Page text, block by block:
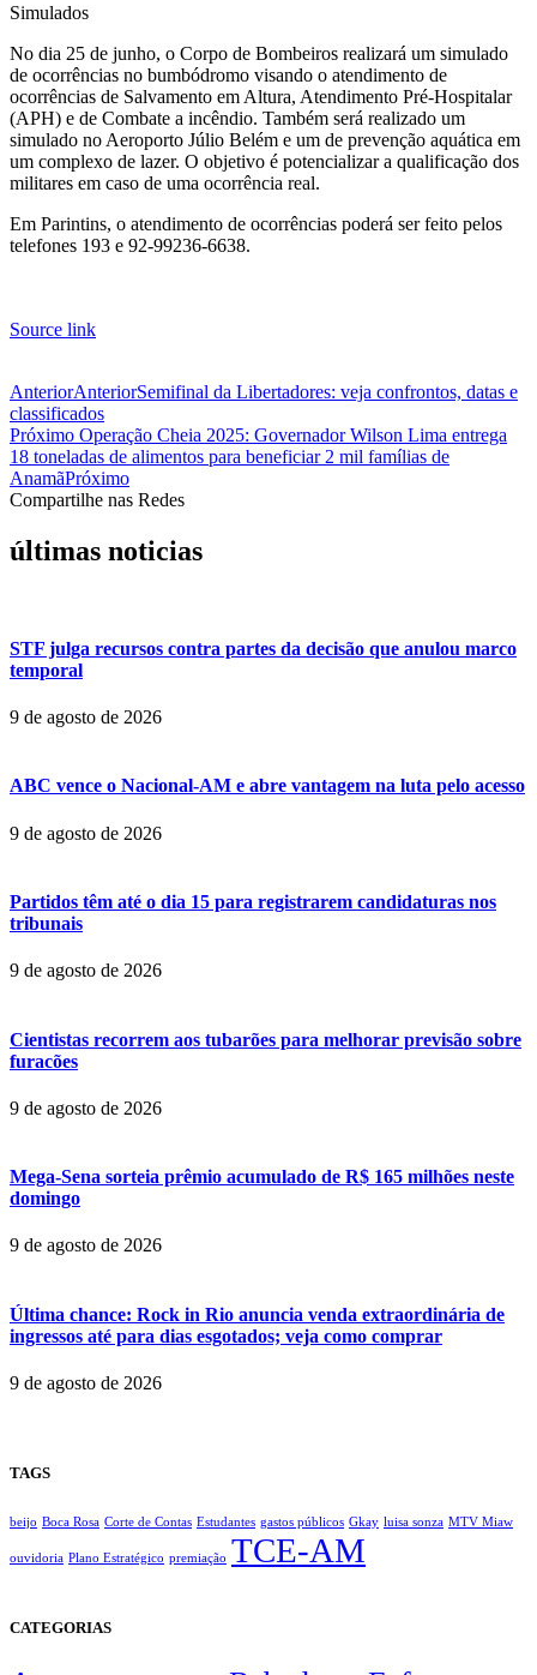
Simulados
No dia 25 de junho, o Corpo de Bombeiros realizará um simulado
de ocorrências no bumbódromo visando o atendimento de
ocorrências de Salvamento em Altura, Atendimento Pré-Hospitalar
(APH) e de Combate a incêndio. Também será realizado um
simulado no Aeroporto Júlio Belém e um de prevenção aquática em
um complexo de lazer. O objetivo é potencializar a qualificação dos
militares em caso de uma ocorrência real.
Em Parintins, o atendimento de ocorrências poderá ser feito pelos
telefones 193 e 92-99236-6638.
Source link
AnteriorAnteriorSemifinal da Libertadores: veja confrontos, datas e
classificados
Próximo Operação Cheia 2025: Governador Wilson Lima entrega
18 toneladas de alimentos para beneficiar 2 mil famílias de
AnamãPróximo
Compartilhe nas Redes
últimas noticias
STF julga recursos contra partes da decisão que anulou marco
temporal
9 de agosto de 2026
ABC vence o Nacional-AM e abre vantagem na luta pelo acesso
9 de agosto de 2026
Partidos têm até o dia 15 para registrarem candidaturas nos
tribunais
9 de agosto de 2026
Cientistas recorrem aos tubarões para melhorar previsão sobre
furacões
9 de agosto de 2026
Mega-Sena sorteia prêmio acumulado de R$ 165 milhões neste
domingo
9 de agosto de 2026
Última chance: Rock in Rio anuncia venda extraordinária de
ingressos até para dias esgotados; veja como comprar
9 de agosto de 2026
TAGS
beijo Boca Rosa Corte de Contas Estudantes gastos públicos Gkay luisa sonza MTV Miaw
ouvidoria Plano Estratégico premiação TCE-AM
CATEGORIAS